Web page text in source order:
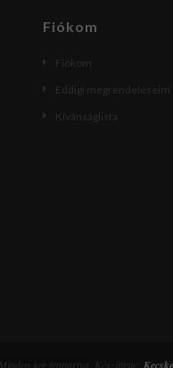
Fiókom
Fiókom
Eddigi megrendeléseim
Kívánságlista
Minden jog fenttartva. Készíttette: